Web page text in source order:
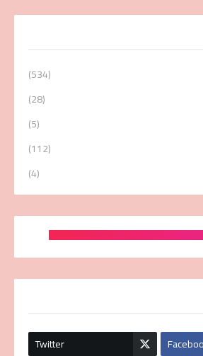
(534)
(28)
(5)
(112)
(4)
Twitter